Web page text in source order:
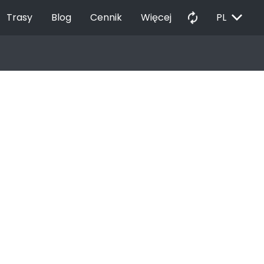
Trasy Blog Cennik Więcej autorenew PL EXPAND_MORE